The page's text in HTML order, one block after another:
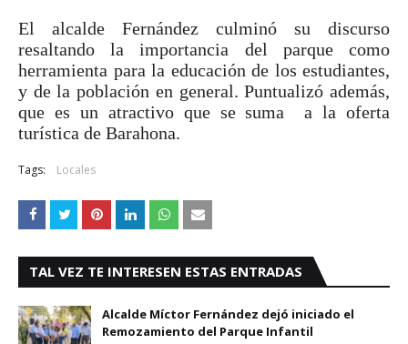
El alcalde Fernández culminó su discurso
resaltando la importancia del parque como
herramienta para la educación de los estudiantes,
y de la población en general. Puntualizó además,
que es un atractivo que se suma a la oferta
turística de Barahona.
Tags: Locales
TAL VEZ TE INTERESEN ESTAS ENTRADAS
Alcalde Míctor Fernández dejó iniciado el
Remozamiento del Parque Infantil